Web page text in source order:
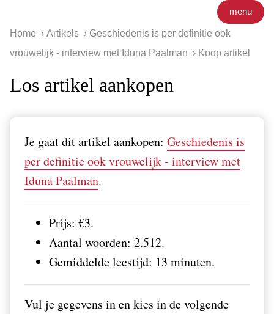
menu
Home Artikels
Geschiedenis is per definitie ook
vrouwelijk - interview met Iduna Paalman
Koop artikel
Los artikel aankopen
Je gaat dit artikel aankopen: Geschiedenis is
per definitie ook vrouwelijk - interview met
Iduna Paalman.
Prijs: €3.
Aantal woorden: 2.512.
Gemiddelde leestijd: 13 minuten.
Vul je gegevens in en kies in de volgende